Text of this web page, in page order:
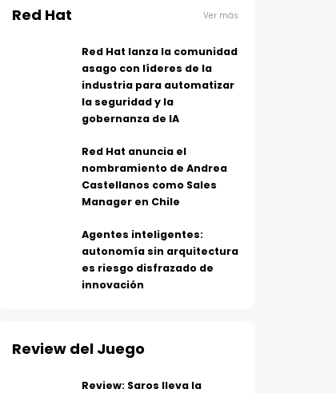
Red Hat Ver más
Red Hat lanza la comunidad
asago con líderes de la
industria para automatizar
la seguridad y la
gobernanza de IA
Red Hat anuncia el
nombramiento de Andrea
Castellanos como Sales
Manager en Chile
Agentes inteligentes:
autonomía sin arquitectura
es riesgo disfrazado de
innovación
Review del Juego
Review: Saros lleva la